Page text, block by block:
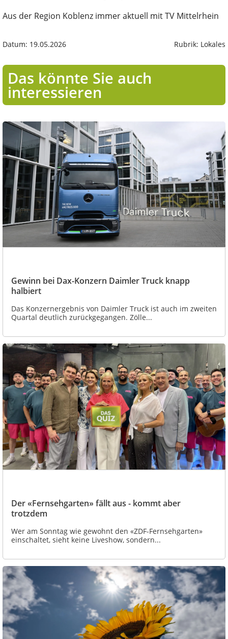
Aus der Region Koblenz immer aktuell mit TV Mittelrhein
Datum: 19.05.2026 Rubrik: Lokales
Das könnte Sie auch
interessieren
Gewinn bei Dax-Konzern Daimler Truck knapp
halbiert
Das Konzernergebnis von Daimler Truck ist auch im zweiten
Quartal deutlich zurückgegangen. Zölle...
Der «Fernsehgarten» fällt aus - kommt aber
trotzdem
Wer am Sonntag wie gewohnt den «ZDF-Fernsehgarten»
einschaltet, sieht keine Liveshow, sondern...